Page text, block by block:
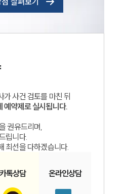
가 사건 검토를 마친 뒤
예약제로 실시됩니다.
권유드리며,
립니다.
최선을 다하겠습니다.
카톡상담 온라인상담